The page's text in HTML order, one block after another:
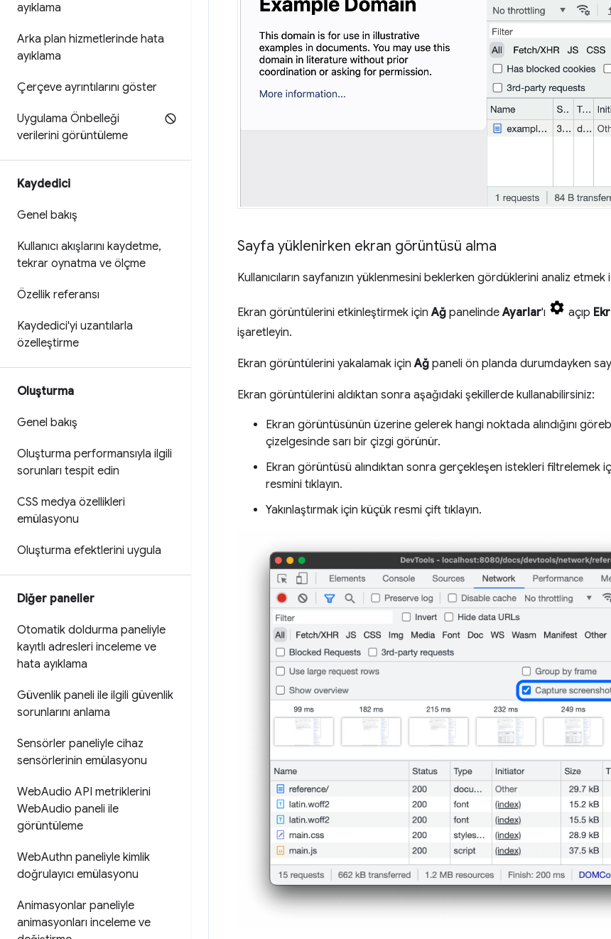
ayıklama
Arka plan hizmetlerinde hata
ayıklama
Çerçeve ayrıntılarını göster
Uygulama Önbelleği
verilerini görüntüleme
Kaydedici
Genel bakış
Kullanıcı akışlarını kaydetme,
tekrar oynatma ve ölçme
Özellik referansı
Kaydedici'yi uzantılarla
özelleştirme
Oluşturma
Genel bakış
Oluşturma performansıyla ilgili
sorunları tespit edin
CSS medya özellikleri
emülasyonu
Oluşturma efektlerini uygula
Diğer paneller
Otomatik doldurma paneliyle
kayıtlı adresleri inceleme ve
hata ayıklama
Güvenlik paneli ile ilgili güvenlik
sorunlarını anlama
Sensörler paneliyle cihaz
sensörlerinin emülasyonu
WebAudio API metriklerini
WebAudio paneli ile
görüntüleme
WebAuthn paneliyle kimlik
doğrulayıcı emülasyonu
Animasyonlar paneliyle
animasyonları inceleme ve
Sayfa yüklenirken ekran görüntüsü alma
Kullanıcıların sayfanızın yüklenmesini beklerken gördüklerini analiz
Ekran görüntülerini etkinleştirmek içinAğ panelindeAyarlar'ı açıp
işaretleyin.
Ekran görüntülerini yakalamak içinAğ paneli ön planda durumdayken
Ekran görüntülerini aldıktan sonra aşağıdaki şekillerde kullanabilirsiniz:
Ekran görüntüsünün üzerine gelerek hangi noktada alındığını
çizelgesinde sarı bir çizgi görünür.
Ekran görüntüsü alındıktan sonra gerçekleşen istekleri filtrelemek
resmini tıklayın.
Yakınlaştırmak için küçük resmi çift tıklayın.